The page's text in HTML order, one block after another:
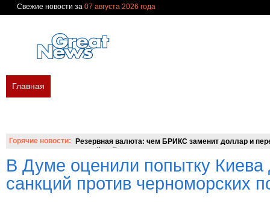
Свежие новости за 07 августа 2026 года
Главная
Горячие новости:
Резервная валюта: чем БРИКС заменит доллар и
В Думе оценили попытку Киева
санкций против черноморских